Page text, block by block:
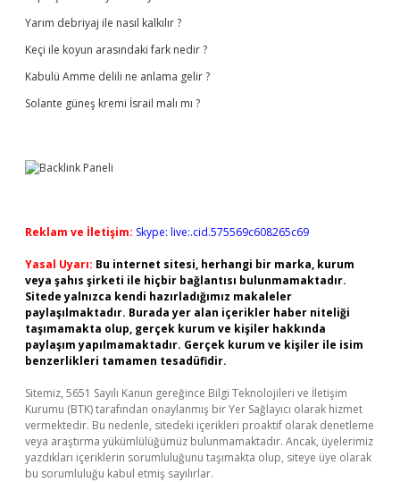
Yarım debriyaj ile nasıl kalkılır ?
Keçi ile koyun arasındaki fark nedir ?
Kabulü Amme delili ne anlama gelir ?
Solante güneş kremi İsrail malı mı ?
Reklam ve İletişim: Skype: live:.cid.575569c608265c69
Yasal Uyarı: Bu internet sitesi, herhangi bir marka, kurum
veya şahıs şirketi ile hiçbir bağlantısı bulunmamaktadır.
Sitede yalnızca kendi hazırladığımız makaleler
paylaşılmaktadır. Burada yer alan içerikler haber niteliği
taşımamakta olup, gerçek kurum ve kişiler hakkında
paylaşım yapılmamaktadır. Gerçek kurum ve kişiler ile isim
benzerlikleri tamamen tesadüfidir.
Sitemiz, 5651 Sayılı Kanun gereğince Bilgi Teknolojileri ve İletişim
Kurumu (BTK) tarafından onaylanmış bir Yer Sağlayıcı olarak hizmet
vermektedir. Bu nedenle, sitedeki içerikleri proaktif olarak denetleme
veya araştırma yükümlülüğümüz bulunmamaktadır. Ancak, üyelerimiz
yazdıkları içeriklerin sorumluluğunu taşımakta olup, siteye üye olarak
bu sorumluluğu kabul etmiş sayılırlar.